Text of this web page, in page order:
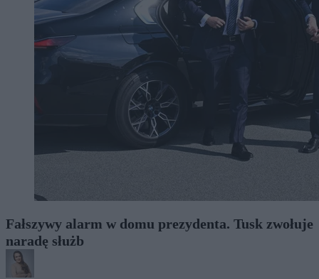
Fałszywy alarm w domu prezydenta. Tusk zwołuje
naradę służb